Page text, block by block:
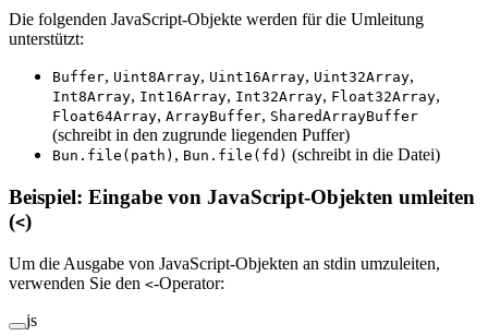
Die folgenden JavaScript-Objekte werden für die Umleitung
unterstützt:
Buffer, Uint8Array, Uint16Array, Uint32Array,
Int8Array, Int16Array, Int32Array, Float32Array,
Float64Array, ArrayBuffer, SharedArrayBuffer
(schreibt in den zugrunde liegenden Puffer)
Bun.file(path) , Bun.file(fd) (schreibt in die Datei)
Beispiel: Eingabe von JavaScript-Objekten umleiten
(<)
Um die Ausgabe von JavaScript-Objekten an stdin umzuleiten,
verwenden Sie den <-Operator:
js